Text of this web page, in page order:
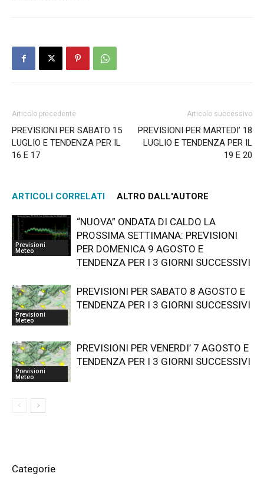
Articolo precedente
PREVISIONI PER SABATO 15
LUGLIO E TENDENZA PER IL
16 E 17
Articolo successivo
PREVISIONI PER MARTEDI’ 18
LUGLIO E TENDENZA PER IL
19 E 20
ARTICOLI CORRELATI ALTRO DALL'AUTORE
Previsioni
Meteo
“NUOVA” ONDATA DI CALDO LA
PROSSIMA SETTIMANA: PREVISIONI
PER DOMENICA 9 AGOSTO E
TENDENZA PER I 3 GIORNI SUCCESSIVI
Previsioni
Meteo
PREVISIONI PER SABATO 8 AGOSTO E
TENDENZA PER I 3 GIORNI SUCCESSIVI
Previsioni
Meteo
PREVISIONI PER VENERDI’ 7 AGOSTO E
TENDENZA PER I 3 GIORNI SUCCESSIVI
Categorie